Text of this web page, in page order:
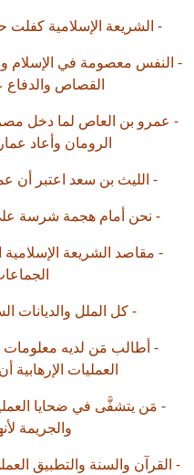
- الشريعة الإسلامية كفلت
معصومة في الإسلام ولا
القصاص والدفاع
بن العاص لما دخل مصر
الرومان وأعاد
- الليث بن سعد اعتبر أن
- نحن أمام هجمة شرسة على
- مقاصد الشريعة الإسلامية
الجماعات
- كل الملل والديانات
- أطالب مَن لديه معلومات عن
العمليات الإرهابية أن
- مَن يتشفَّى في ضحايا
والجريمة
والسنة والتطبيق